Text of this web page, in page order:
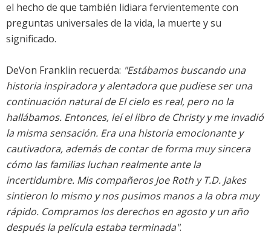
el hecho de que también lidiara fervientemente con
preguntas universales de la vida, la muerte y su
significado.
DeVon Franklin recuerda: "Estábamos buscando una
historia inspiradora y alentadora que pudiese ser una
continuación natural de El cielo es real, pero no la
hallábamos. Entonces, leí el libro de Christy y me invadió
la misma sensación. Era una historia emocionante y
cautivadora, además de contar de forma muy sincera
cómo las familias luchan realmente ante la
incertidumbre. Mis compañeros Joe Roth y T.D. Jakes
sintieron lo mismo y nos pusimos manos a la obra muy
rápido. Compramos los derechos en agosto y un año
después la película estaba terminada".